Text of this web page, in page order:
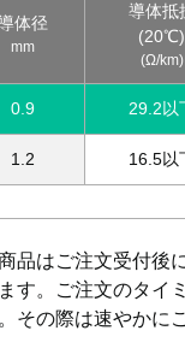
体径
mm
導体抵
(20℃)
(Ω/km)
0.9 29.2以
1.2 16.5以
品はご注文受付後
す。ご注文のタイ
その際は速やかに